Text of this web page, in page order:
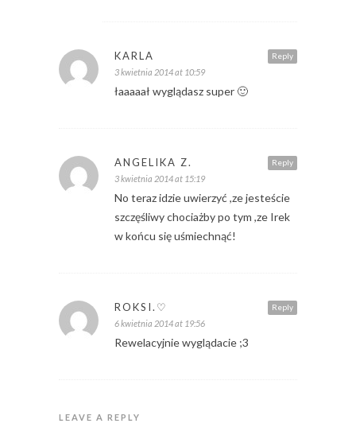
Reply
KARLA
3 kwietnia 2014 at 10:59
łaaaaał wyglądasz super 🙂
Reply
ANGELIKA Z.
3 kwietnia 2014 at 15:19
No teraz idzie uwierzyć ,ze jesteście
szczęśliwy chociażby po tym ,ze Irek
w końcu się uśmiechnąć!
Reply
ROKSI.♡
6 kwietnia 2014 at 19:56
Rewelacyjnie wyglądacie ;3
LEAVE A REPLY